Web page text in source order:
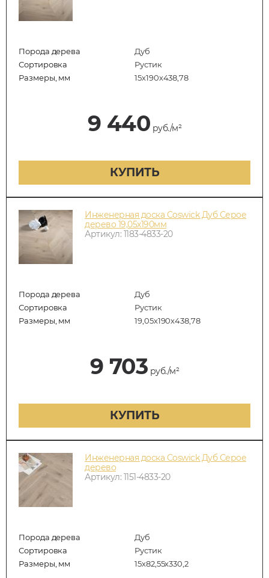
Порода дерева
Дуб
Сортировка
Рустик
Размеры, мм
15х190х438,78
9 440 руб./м²
КУПИТЬ
Инженерная доска Coswick Дуб Серое
дерево 19,05х190мм
Артикул: 1183-4833-20
Порода дерева
Дуб
Сортировка
Рустик
Размеры, мм
19,05х190х438,78
9 703 руб./м²
КУПИТЬ
Инженерная доска Coswick Дуб Серое
дерево
Артикул: 1151-4833-20
Порода дерева
Дуб
Сортировка
Рустик
Размеры, мм
15х82,55х330,2